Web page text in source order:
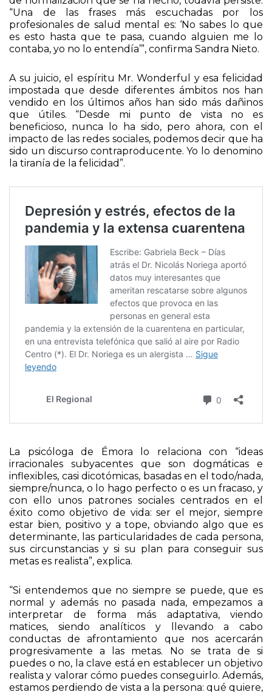
Es una incomprensión que, pese a todo el esfuerzo
de normalización que se ha hecho, todavía persiste.
“Una de las frases más escuchadas por los
profesionales de salud mental es: ‘No sabes lo que
es esto hasta que te pasa, cuando alguien me lo
A su juicio, el espíritu Mr. Wonderful y esa felicidad
impostada que desde diferentes ámbitos nos han
vendido en los últimos años han sido más dañinos
que útiles. “Desde mi punto de vista no es
beneficioso, nunca lo ha sido, pero ahora, con el
impacto de las redes sociales, podemos decir que ha
La psicóloga de Émora lo relaciona con “ideas
irracionales subyacentes que son dogmáticas e
inflexibles, casi dicotómicas, basadas en el todo/nada,
siempre/nunca, o lo hago perfecto o es un fracaso, y
con ello unos patrones sociales centrados en el
éxito como objetivo de vida: ser el mejor, siempre
estar bien, positivo y a tope, obviando algo que es
determinante, las particularidades de cada persona,
sus circunstancias y si su plan para conseguir sus
“Si entendemos que no siempre se puede, que es
normal y además no pasada nada, empezamos a
interpretar de forma más adaptativa, viendo
matices, siendo analíticos y llevando a cabo
conductas de afrontamiento que nos acercarán
progresivamente a las metas. No se trata de si
puedes o no, la clave está en establecer un objetivo